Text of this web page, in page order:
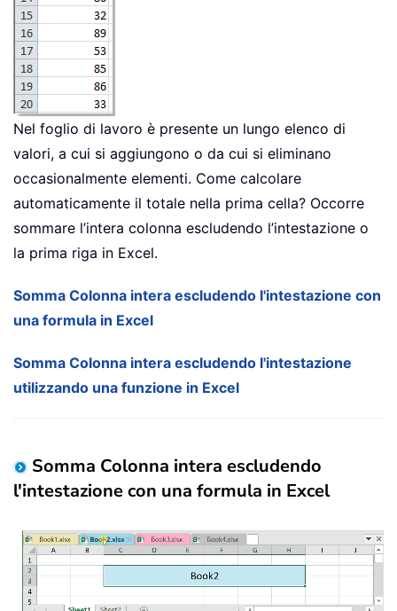
Nel foglio di lavoro è presente un lungo elenco di
valori, a cui si aggiungono o da cui si eliminano
occasionalmente elementi. Come calcolare
automaticamente il totale nella prima cella? Occorre
sommare l’intera colonna escludendo l’intestazione o
la prima riga in Excel.
Somma Colonna intera escludendo l'intestazione con
una formula in Excel
Somma Colonna intera escludendo l'intestazione
utilizzando una funzione in Excel
Somma Colonna intera escludendo
l'intestazione con una formula in Excel